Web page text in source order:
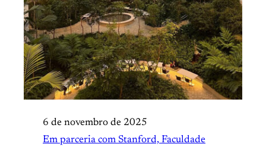
6 de novembro de 2025
Em parceria com Stanford, Faculdade